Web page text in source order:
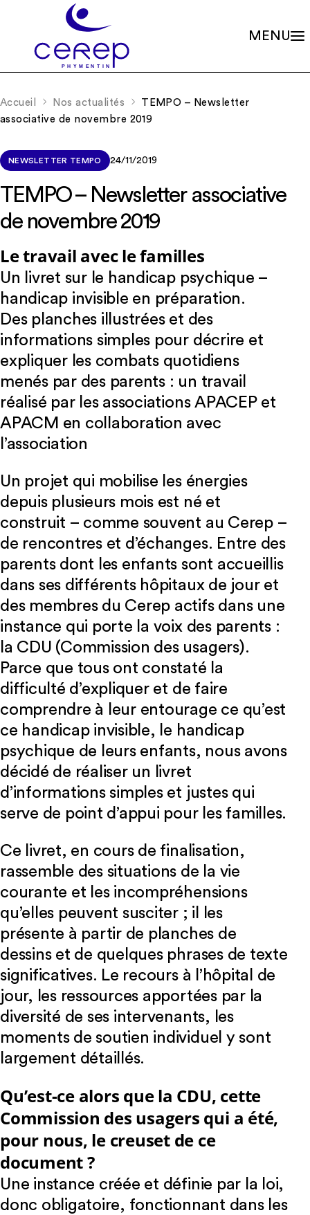
MENU
L'association
Gouvernance
Siège social
Démarche qualité
Partenariats
Rapports d’activité
Soutenir les projets
Nos valeurs et missions
Notre éthique
Les familles associées
Le soin psychique
Les soins en accueils de jour
Les soins en centres de consultations
La scolarité
La recherche
Offres d’emploi
Accueil Nos actualités
TEMPO – Newsletter
associative de novembre 2019
NEWSLETTER TEMPO 24/11/2019
TEMPO – Newsletter associative
de novembre 2019
Le travail avec le familles
Un livret sur le handicap psychique –
handicap invisible en préparation.
Des planches illustrées et des
informations simples pour décrire et
expliquer les combats quotidiens
menés par des parents : un travail
réalisé par les associations APACEP et
APACM en collaboration avec
l’association
Un projet qui mobilise les énergies
depuis plusieurs mois est né et
construit – comme souvent au Cerep –
de rencontres et d’échanges. Entre des
parents dont les enfants sont accueillis
dans ses différents hôpitaux de jour et
des membres du Cerep actifs dans une
instance qui porte la voix des parents :
la CDU (Commission des usagers).
Parce que tous ont constaté la
difficulté d’expliquer et de faire
comprendre à leur entourage ce qu’est
ce handicap invisible, le handicap
psychique de leurs enfants, nous avons
décidé de réaliser un livret
d’informations simples et justes qui
serve de point d’appui pour les familles.
Ce livret, en cours de finalisation,
rassemble des situations de la vie
courante et les incompréhensions
qu’elles peuvent susciter ; il les
présente à partir de planches de
dessins et de quelques phrases de texte
significatives. Le recours à l’hôpital de
jour, les ressources apportées par la
diversité de ses intervenants, les
moments de soutien individuel y sont
largement détaillés.
Qu’est-ce alors que la CDU, cette
Commission des usagers qui a été,
pour nous, le creuset de ce
document ?
Une instance créée et définie par la loi,
donc obligatoire, fonctionnant dans les